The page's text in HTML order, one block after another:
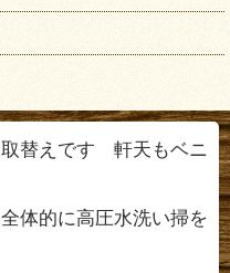
替えです 軒天もベニ
体的に高圧水洗い掃を